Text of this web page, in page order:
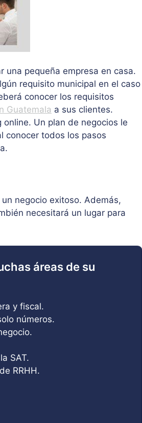
una pequeña empresa en casa.
requisito municipal en el caso
conocer los requisitos
Guatemala a sus clientes.
Un plan de negocios le
conocer todos los pasos
negocio exitoso. Además,
necesitará un lugar para
áreas de su
y fiscal.
números.
SAT.
RRHH.